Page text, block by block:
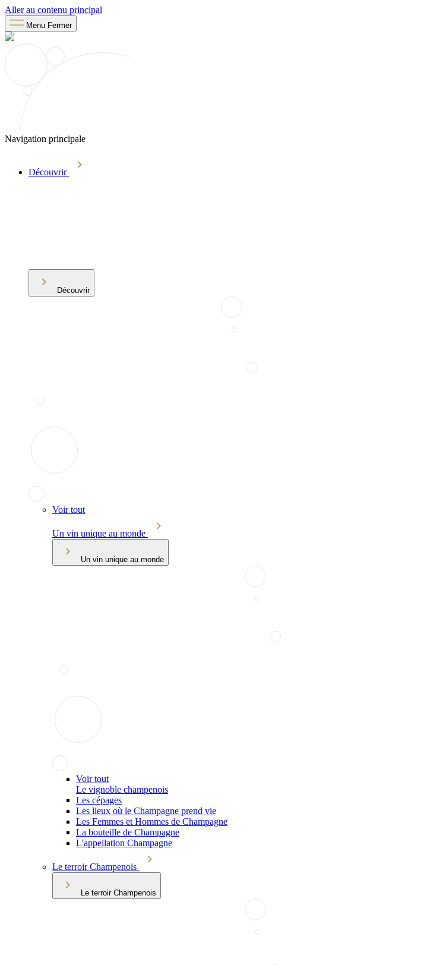
Aller au contenu principal
Menu Fermer
Navigation principale
Découvrir
Découvrir
Voir tout
Un vin unique au monde
Un vin unique au monde
Voir tout
Le vignoble champenois
Les cépages
Les lieux où le Champagne prend vie
Les Femmes et Hommes de Champagne
La bouteille de Champagne
L'appellation Champagne
Le terroir Champenois
Le terroir Champenois